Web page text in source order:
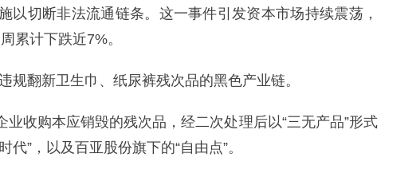
以切断非法流通链条。这一事件引发资本市场持续震荡，
累计下跌近7%。
规翻新卫生巾、纸尿裤残次品的黑色产业链。
收购本应销毁的残次品，经二次处理后以“三无产品”形式
”，以及百亚股份旗下的“自由点”。